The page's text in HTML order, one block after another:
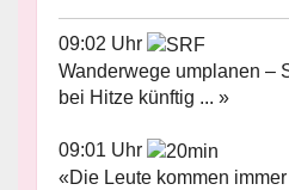
09:02 Uhr
Wanderwege umplanen –
bei Hitze künftig ... »
09:01 Uhr
«Die Leute kommen